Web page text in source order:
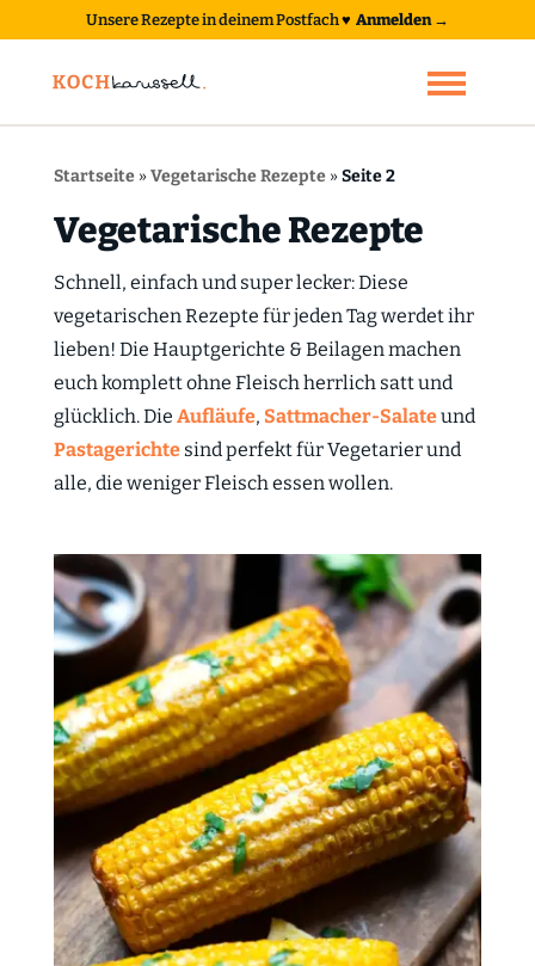
Unsere Rezepte in deinem Postfach♥ Anmelden →
Startseite»Vegetarische Rezepte»Seite 2
Vegetarische Rezepte
Schnell, einfach und super lecker: Diese
vegetarischen Rezepte für jeden Tag werdet ihr
lieben! Die Hauptgerichte & Beilagen machen
euch komplett ohne Fleisch herrlich satt und
glücklich. Die Aufläufe, Sattmacher-Salateund
Pastagerichte sind perfekt für Vegetarier und
alle, die weniger Fleisch essen wollen.